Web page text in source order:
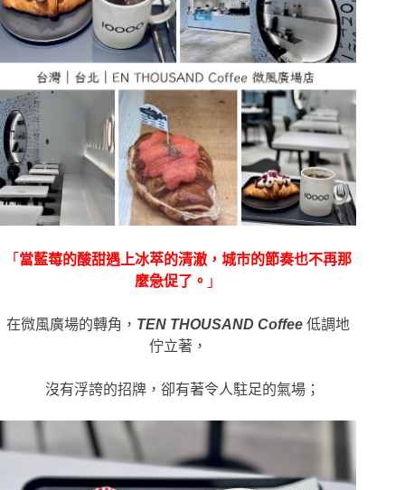
「 當藍莓的酸甜遇上冰萃的清澈，城市的節奏也不再那
麼急促了。 」
在微風廣場的轉角， TEN THOUSAND Coffee低調地
佇立著，
沒有浮誇的招牌，卻有著令人駐足的氣場；